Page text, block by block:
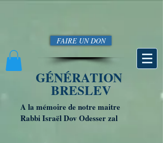
FAIRE UN DON
GÉNÉRATION
BRESLEV
A la mémoire de notre maitre
Rabbi Israël Dov Odesser zal